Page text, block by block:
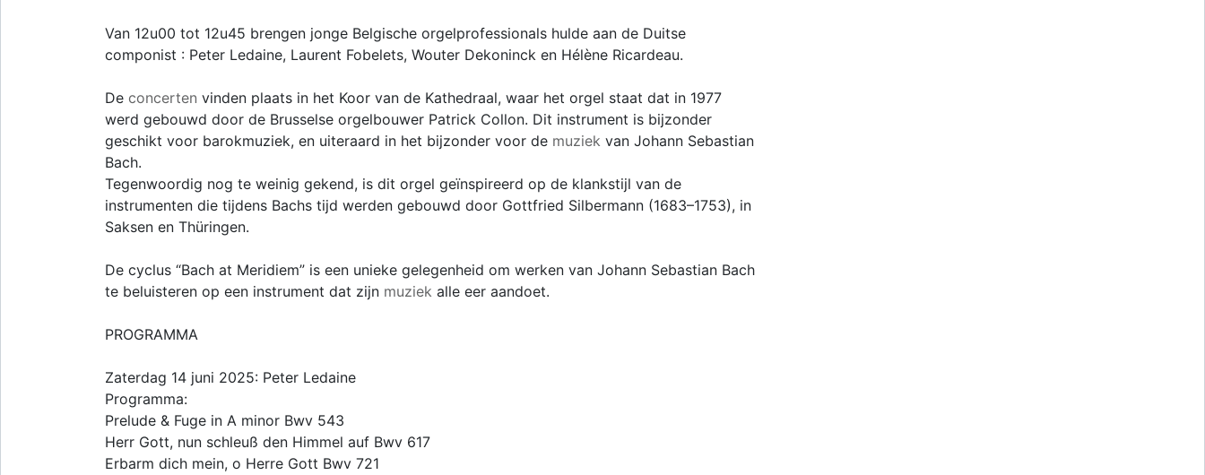
Van 12u00 tot 12u45 brengen jonge Belgische orgelprofessionals hulde aan de Duitse
componist : Peter Ledaine, Laurent Fobelets, Wouter Dekoninck en Hélène Ricardeau.
De concerten vinden plaats in het Koor van de Kathedraal, waar het orgel staat dat in 1977
werd gebouwd door de Brusselse orgelbouwer Patrick Collon. Dit instrument is bijzonder
geschikt voor barokmuziek, en uiteraard in het bijzonder voor de muziek van Johann Sebastian
Bach.
Tegenwoordig nog te weinig gekend, is dit orgel geïnspireerd op de klankstijl van de
instrumenten die tijdens Bachs tijd werden gebouwd door Gottfried Silbermann (1683–1753), in
Saksen en Thüringen.
De cyclus “Bach at Meridiem” is een unieke gelegenheid om werken van Johann Sebastian Bach
te beluisteren op een instrument dat zijn muziek alle eer aandoet.
PROGRAMMA
Zaterdag 14 juni 2025: Peter Ledaine
Programma:
Prelude & Fuge in A minor Bwv 543
Herr Gott, nun schleuß den Himmel auf Bwv 617
Erbarm dich mein, o Herre Gott Bwv 721